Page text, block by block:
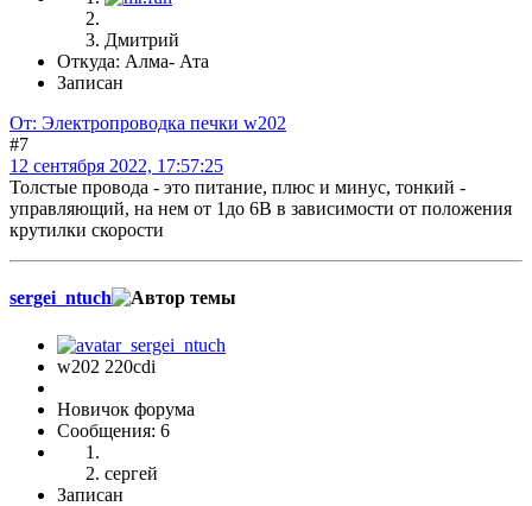
Дмитрий
Откуда: Алма- Ата
Записан
От: Электропроводка печки w202
#7
12 сентября 2022, 17:57:25
Толстые провода - это питание, плюс и минус, тонкий -
управляющий, на нем от 1до 6В в зависимости от положения
крутилки скорости
sergei_ntuch
w202 220cdi
Новичок форума
Сообщения: 6
сергей
Записан